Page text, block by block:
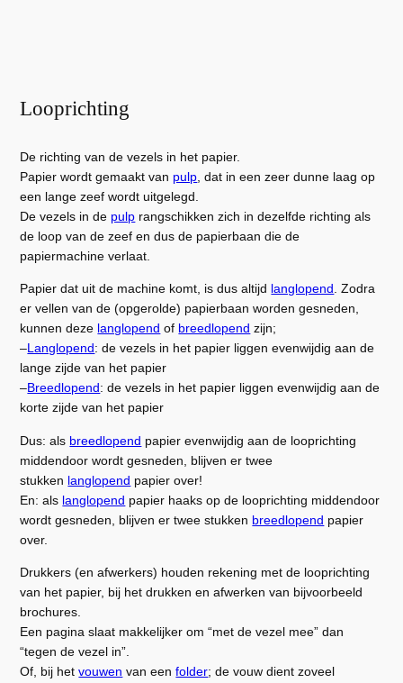
Looprichting
De richting van de vezels in het papier.
Papier wordt gemaakt van pulp , dat in een zeer dunne laag op
een lange zeef wordt uitgelegd.
De vezels in de pulp rangschikken zich in dezelfde richting als
de loop van de zeef en dus de papierbaan die de
papiermachine verlaat.
Papier dat uit de machine komt, is dus altijd langlopend. Zodra
er vellen van de (opgerolde) papierbaan worden gesneden,
kunnen deze langlopend of breedlopend zijn;
–Langlopend: de vezels in het papier liggen evenwijdig aan de
lange zijde van het papier
–Breedlopend: de vezels in het papier liggen evenwijdig aan de
korte zijde van het papier
Dus: als breedlopend papier evenwijdig aan de looprichting
middendoor wordt gesneden, blijven er twee
stukken langlopend papier over!
En: als langlopend papier haaks op de looprichting middendoor
wordt gesneden, blijven er twee stukken breedlopend papier
over.
Drukkers (en afwerkers) houden rekening met de looprichting
van het papier, bij het drukken en afwerken van bijvoorbeeld
brochures.
Een pagina slaat makkelijker om “met de vezel mee” dan
“tegen de vezel in”.
Of, bij hetvouwen van eenfolder; de vouw dient zoveel